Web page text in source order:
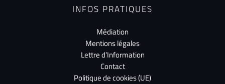
INFOS PRATIQUES
Médiation
Mentions légales
Lettre d’Information
Contact
Politique de cookies (UE)